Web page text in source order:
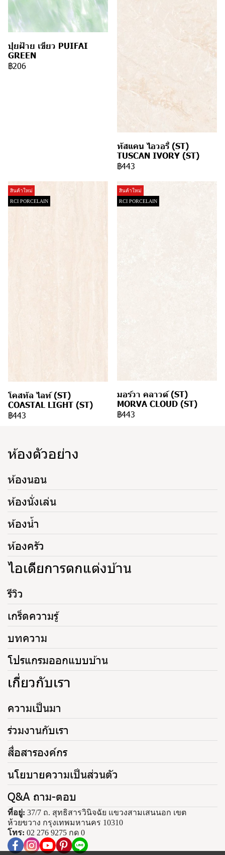
ปุยฝ้าย เขียว PUIFAI
GREEN
฿206
ทัสแคน ไอวอรี่ (ST)
TUSCAN IVORY (ST)
฿443
สินค้าใหม่
RCI PORCELAIN
โคสทัล ไลท์ (ST)
COASTAL LIGHT (ST)
฿443
สินค้าใหม่
RCI PORCELAIN
มอร์วา คลาวด์ (ST)
MORVA CLOUD (ST)
฿443
ห้องตัวอย่าง
ห้องนอน
ห้องนั่งเล่น
ห้องน้ำ
ห้องครัว
ไอเดียการตกแต่งบ้าน
รีวิว
เกร็ดความรู้
บทความ
โปรแกรมออกแบบบ้าน
เกี่ยวกับเรา
ความเป็นมา
ร่วมงานกับเรา
สื่อสารองค์กร
นโยบายความเป็นส่วนตัว
Q&A ถาม-ตอบ
ที่อยู่: 37/7 ถ. สุทธิสารวินิจฉัย แขวงสามเสนนอก เขต
ห้วยขวาง กรุงเทพมหานคร 10310
โทร: 02 276 9275 กด 0